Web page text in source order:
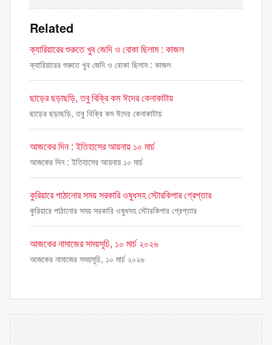
Related
ক্যারিয়ারের শুরুতে খুব জেদি ও বোকা ছিলাম : কাজল
ক্যারিয়ারের শুরুতে খুব জেদি ও বোকা ছিলাম : কাজল
ছাড়ের ছড়াছড়ি, তবু বিক্রি কম ঈদের কেনাকাটায়
ছাড়ের ছড়াছড়ি, তবু বিক্রি কম ঈদের কেনাকাটায়
আজকের দিন : ইতিহাসের আয়নায় ১০ মার্চ
আজকের দিন : ইতিহাসের আয়নায় ১০ মার্চ
কুরিয়ারে পাঠানোর সময় সরকারি ওষুধসহ স্টোরকিপার গ্রেপ্তার
কুরিয়ারে পাঠানোর সময় সরকারি ওষুধসহ স্টোরকিপার গ্রেপ্তার
আজকের নামাজের সময়সূচি, ১০ মার্চ ২০২৬
আজকের নামাজের সময়সূচি, ১০ মার্চ ২০২৬